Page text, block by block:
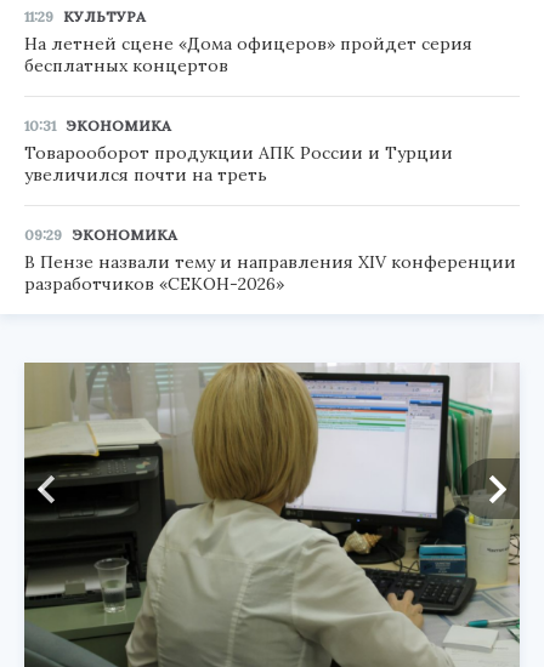
11:29 КУЛЬТУРА
На летней сцене «Дома офицеров» пройдет серия
бесплатных концертов
10:31 ЭКОНОМИКА
Товарооборот продукции АПК России и Турции
увеличился почти на треть
09:29 ЭКОНОМИКА
В Пензе назвали тему и направления XIV конференции
разработчиков «СЕКОН-2026»